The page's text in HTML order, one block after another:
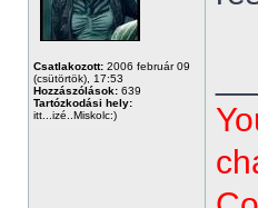
Csatlakozott: 2006 február 09
(csütörtök), 17:53
Hozzászólások: 639
Tartózkodási hely:
itt...izé..Miskolc:)